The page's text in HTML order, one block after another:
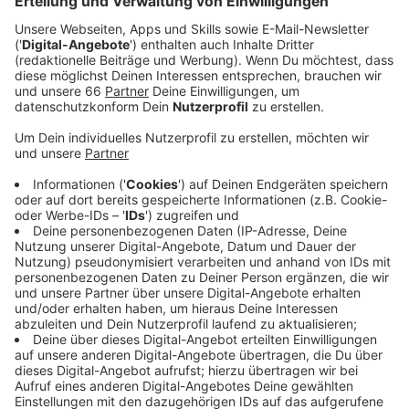
Anzeige
"Man muss kritisch sein"
Anzeige
Zuletzt gab es zwar ein 2:2-Unentschieden in
Nürnberg, aber auch dort zeigte die Mannschaft vor
allem in der ersten Hälfte eine sehr schwache
Leistung. Darüber wurde unter der Woche auch
gesprochen, so Trainer Daniel Thioune:
Anzeige